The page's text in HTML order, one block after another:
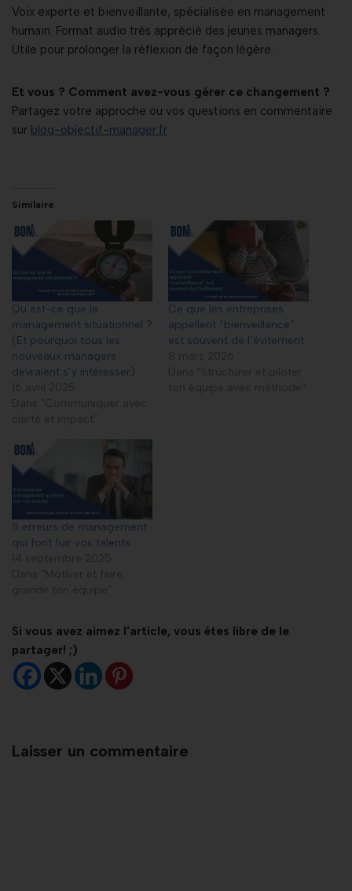
Voix experte et bienveillante, spécialisée en management
humain. Format audio très apprécié des jeunes managers.
Utile pour prolonger la réflexion de façon légère.
Et vous ? Comment avez-vous gérer ce changement ?
Partagez votre approche ou vos questions en commentaire
sur blog-objectif-manager.fr
Similaire
Qu’est-ce que le
management situationnel ?
(Et pourquoi tous les
nouveaux managers
devraient s’y intéresser)
Ce que les entreprises
appellent “bienveillance”
est souvent de l’évitement
5 erreurs de management
qui font fuir vos talents
Si vous avez aimez l'article, vous êtes libre de le
partager! ;)
Laisser un commentaire